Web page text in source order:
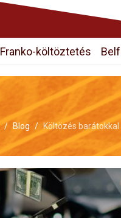
Franko-költöztetés
Blog Költözés